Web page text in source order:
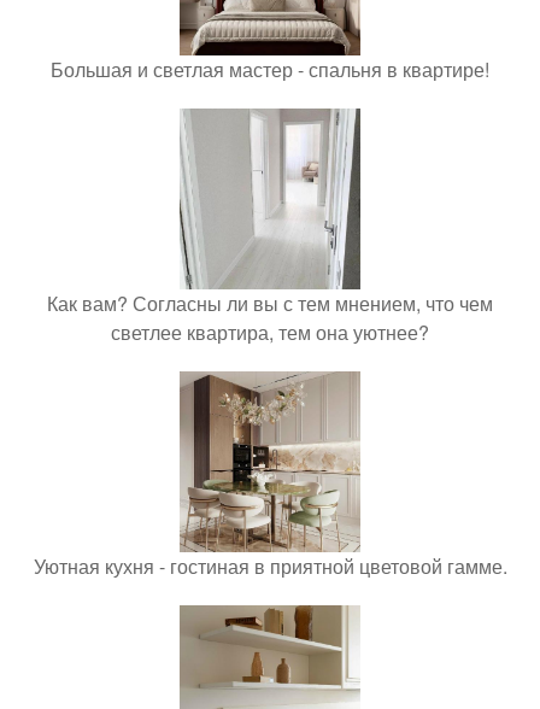
Большая и светлая мастер - спальня в квартире!
Как вам? Согласны ли вы с тем мнением, что чем
светлее квартира, тем она уютнее?
Уютная кухня - гостиная в приятной цветовой гамме.